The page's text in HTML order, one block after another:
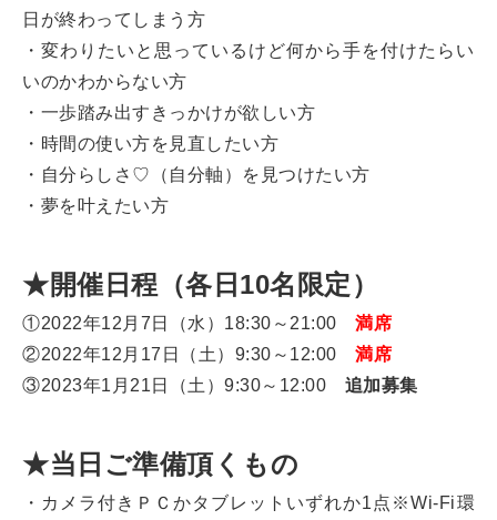
日が終わってしまう方
・変わりたいと思っているけど何から手を付けたらい
いのかわからない方
・一歩踏み出すきっかけが欲しい方
・時間の使い方を見直したい方
・自分らしさ♡（自分軸）を見つけたい方
・夢を叶えたい方
★開催日程（各日10名限定）
①2022年12月7日（水）18:30～21:00 満席
②2022年12月17日（土）9:30～12:00 満席
③2023年1月21日（土）9:30～12:00 追加募集
★当日ご準備頂くもの
・カメラ付きＰＣかタブレットいずれか1点※Wi-Fi環